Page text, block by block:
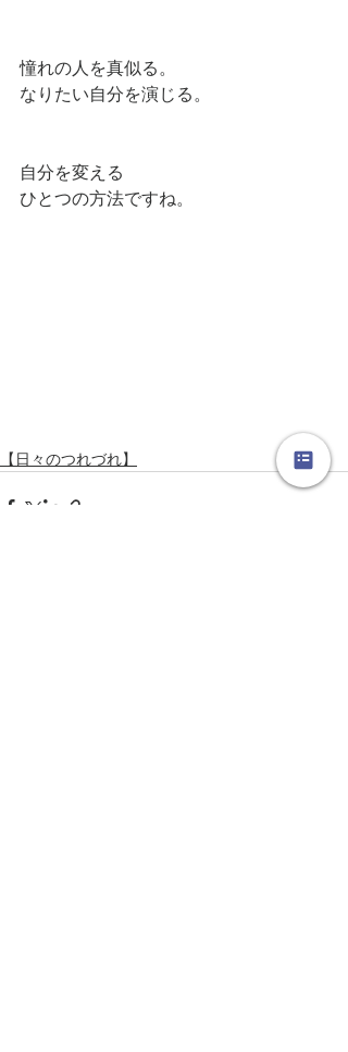
憧れの人を真似る。
なりたい自分を演じる。
自分を変える
ひとつの方法ですね。
【日々のつれづれ】